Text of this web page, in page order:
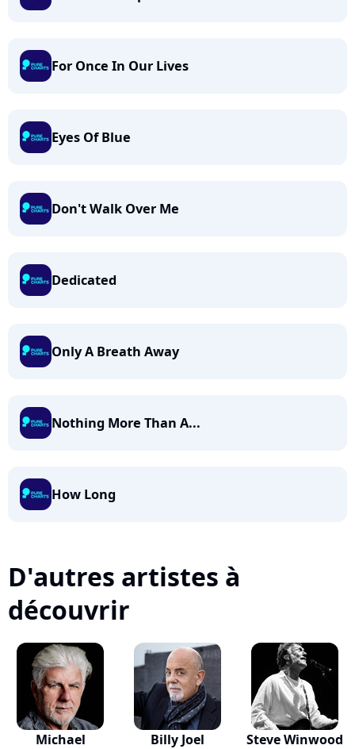
For Once In Our Lives
Eyes Of Blue
Don't Walk Over Me
Dedicated
Only A Breath Away
Nothing More Than A...
How Long
D'autres artistes à
découvrir
Michael
Billy Joel Steve Winwood